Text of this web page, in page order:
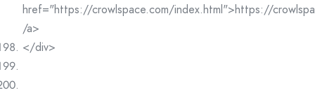
href="https://crowlspace.com/index.html">https://
/a>
</div>